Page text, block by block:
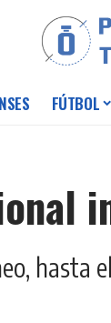
FÚTBOL
hasta